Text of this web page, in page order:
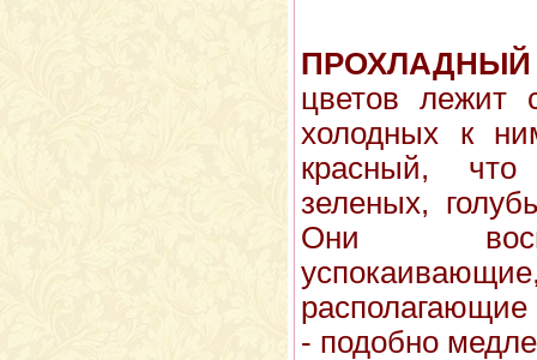
ПРОХЛАДНЫЙ
цветов лежит
холодных к
красный,
зеленых,
Они
- подобно